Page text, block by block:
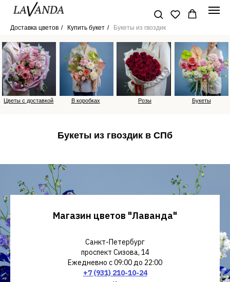
Доставка цветов / Купить букет / Букеты из гвоздик
В коробках Букеты
Розы
Цветы с доставкой
Букеты из гвоздик в СПб
Магазин цветов "Лаванда"
Санкт-Петербург
проспект Сизова, 14
Ежедневно с 09:00 до 22:00
+7 (931) 210-10-24